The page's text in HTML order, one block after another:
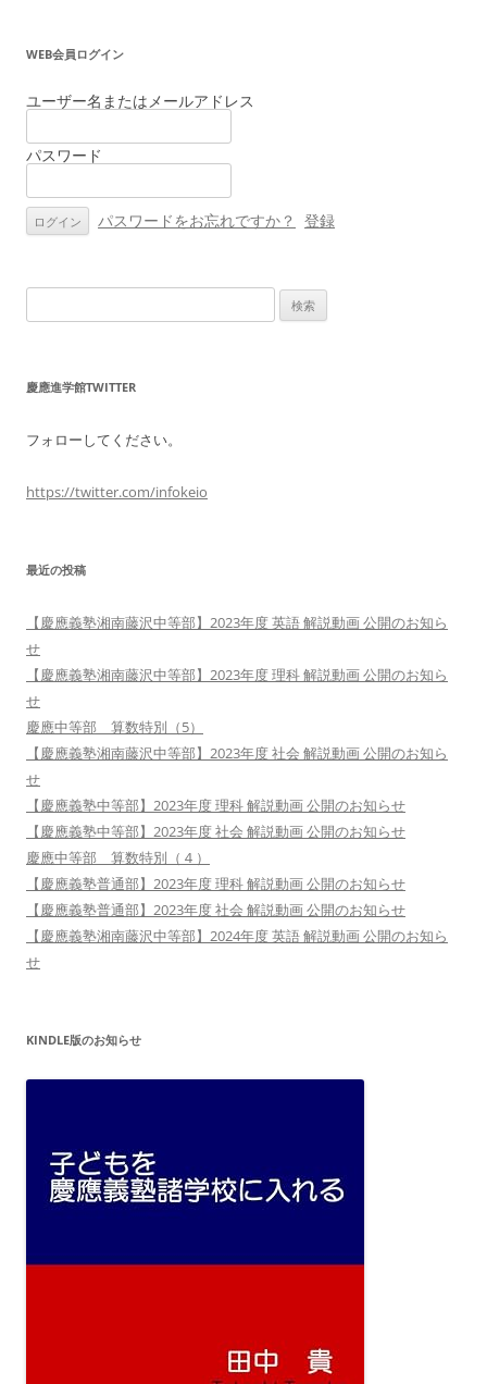
ビ
ゲ
シ
ン
WEB会員ログイン
ユーザー名またはメールアドレス
パスワード
パスワードをお忘れですか？ 登録
索:
慶應進学館TWITTER
フォローしてください。
https://twitter.com/infokeio
最近の投稿
【慶應義塾湘南藤沢中等部】2023年度 英語 解説動画 公開のお知ら
せ
【慶應義塾湘南藤沢中等部】2023年度 理科 解説動画 公開のお知ら
せ
慶應中等部 算数特別（5）
【慶應義塾湘南藤沢中等部】2023年度 社会 解説動画 公開のお知ら
せ
【慶應義塾中等部】2023年度 理科 解説動画 公開のお知らせ
【慶應義塾中等部】2023年度 社会 解説動画 公開のお知らせ
慶應中等部 算数特別（４）
【慶應義塾普通部】2023年度 理科 解説動画 公開のお知らせ
【慶應義塾普通部】2023年度 社会 解説動画 公開のお知らせ
【慶應義塾湘南藤沢中等部】2024年度 英語 解説動画 公開のお知ら
せ
KINDLE版のお知らせ